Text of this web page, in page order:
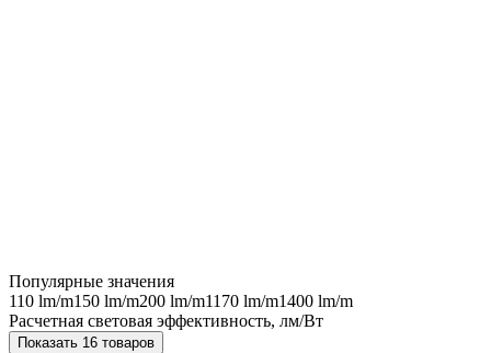
Популярные значения
110 lm/m150 lm/m200 lm/m1170 lm/m1400 lm/m
Расчетная световая эффективность, лм/Вт
Показать 16 товаров